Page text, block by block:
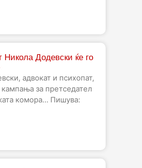
Никола Додевски ќе го
адвокат и психопат,
за претседател
комора… Пишува: